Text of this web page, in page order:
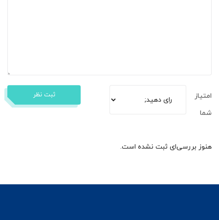
امتیاز
شما
ثبت نظر
هنوز بررسی‌ای ثبت نشده است.